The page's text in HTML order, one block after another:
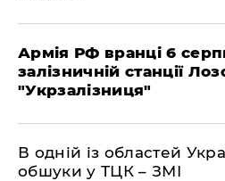
Армія РФ вранці 6
залізничній станції
"Укрзалізниця"
В одній із областей
обшуки у ТЦК – ЗМІ